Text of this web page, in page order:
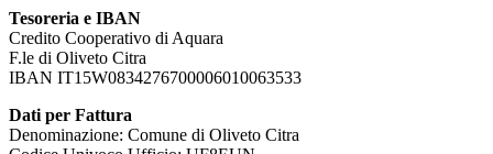
Tesoreria e IBAN
Credito Cooperativo di Aquara
F.le di Oliveto Citra
IBAN IT15W0834276700006010063533
Dati per Fattura
Denominazione: Comune di Oliveto Citra